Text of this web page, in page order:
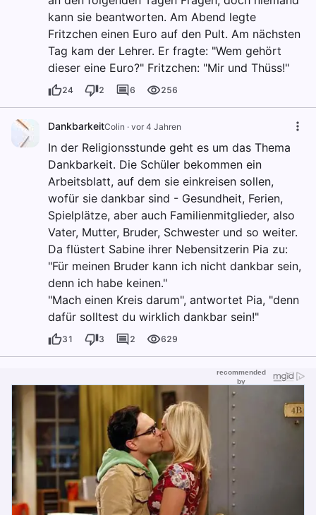
kann sie beantworten. Am Abend legte
Fritzchen einen Euro auf den Pult. Am nächsten
Tag kam der Lehrer. Er fragte: "Wem gehört
dieser eine Euro?" Fritzchen: "Mir und Thüss!"
24 2 6 256
DankbarkeitColin · vor 4 Jahren
In der Religionsstunde geht es um das Thema
Dankbarkeit. Die Schüler bekommen ein
Arbeitsblatt, auf dem sie einkreisen sollen,
wofür sie dankbar sind - Gesundheit, Ferien,
Spielplätze, aber auch Familienmitglieder, also
Vater, Mutter, Bruder, Schwester und so weiter.
Da flüstert Sabine ihrer Nebensitzerin Pia zu:
"Für meinen Bruder kann ich nicht dankbar sein,
denn ich habe keinen."
"Mach einen Kreis darum", antwortet Pia, "denn
dafür solltest du wirklich dankbar sein!"
31 3 2 629